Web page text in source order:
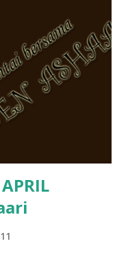
ibubapa.. dan kami
dah masuk 2 tahun
kenal huruf
aku mula fikir
yang ada
la aku cerita pasal
pu...